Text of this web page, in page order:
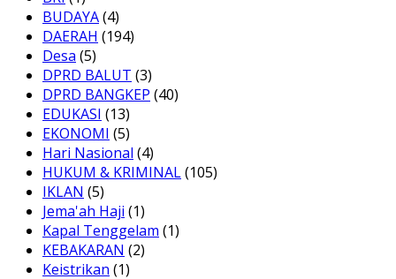
BUDAYA(4)
DAERAH (194)
Desa (5)
DPRD BALUT (3)
DPRD BANGKEP (40)
EDUKASI (13)
EKONOMI (5)
Hari Nasional (4)
HUKUM & KRIMINAL(105)
IKLAN (5)
Jema'ah Haji (1)
Kapal Tenggelam (1)
KEBAKARAN (2)
Keistrikan (1)